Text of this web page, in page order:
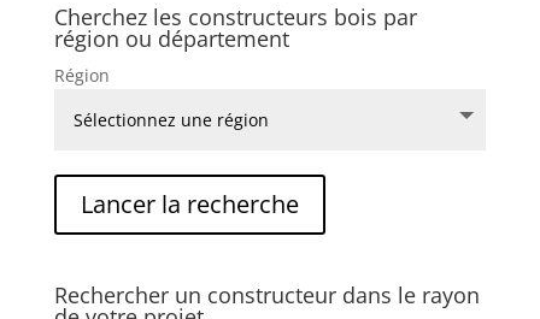
Cherchez les constructeurs bois par
région ou département
Région
Rechercher un constructeur dans le rayon